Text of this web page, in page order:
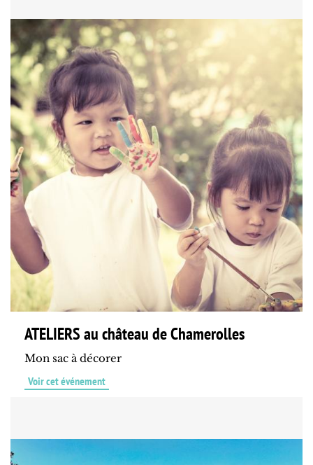
ATELIERS au château de Chamerolles
Mon sac à décorer
Voir cet événement